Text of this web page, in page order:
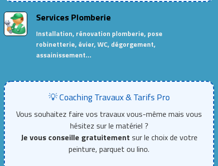
Services Plomberie
Installation, rénovation plomberie, pose
robinetterie, évier, WC, dégorgement,
assainissement…
💡 Coaching Travaux & Tarifs Pro
Vous souhaitez faire vos travaux vous-même mais vous
hésitez sur le matériel ?
Je vous conseille gratuitement sur le choix de votre
peinture, parquet ou lino.